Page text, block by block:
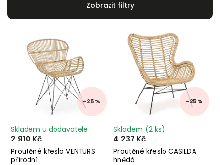
Abecedně
–25 %
Proutěné křeslo VENTURS
přírodní
Skladem u dodavatele
2 910 Kč
–25 %
Proutěné křeslo CASILDA
hnědá
Skladem (2 ks)
4 237 Kč